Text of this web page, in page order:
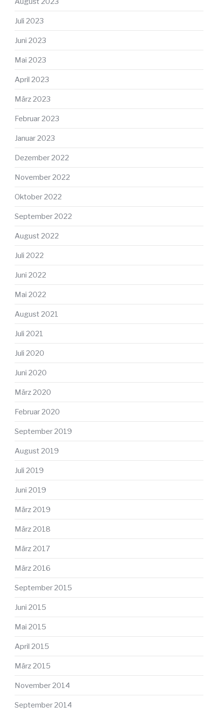
Juli 2023
Juni 2023
Mai 2023
April 2023
März 2023
Februar 2023
Januar 2023
Dezember 2022
November 2022
Oktober 2022
September 2022
August 2022
Juli 2022
Juni 2022
Mai 2022
August 2021
Juli 2021
Juli 2020
Juni 2020
März 2020
Februar 2020
September 2019
August 2019
Juli 2019
Juni 2019
März 2019
März 2018
März 2017
März 2016
September 2015
Juni 2015
Mai 2015
April 2015
März 2015
November 2014
September 2014